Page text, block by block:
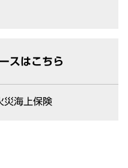
スはこちら
災海上保険